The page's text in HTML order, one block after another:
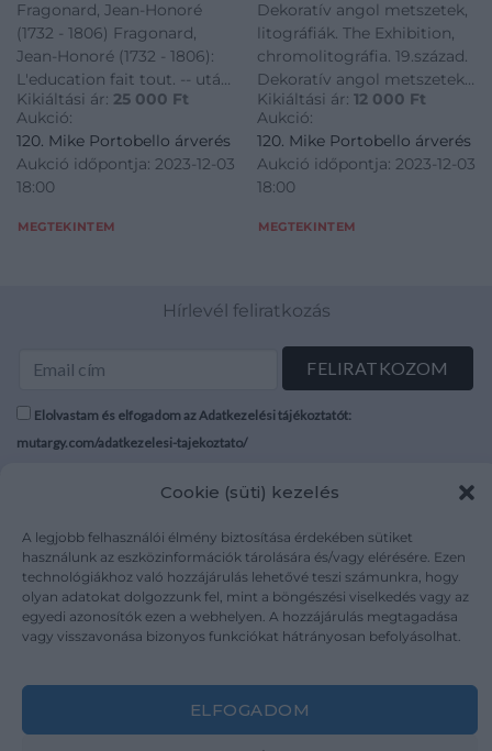
Cookie (süti) kezelés
A legjobb felhasználói élmény biztosítása érdekében sütiket
használunk az eszközinformációk tárolására és/vagy elérésére. Ezen
technológiákhoz való hozzájárulás lehetővé teszi számunkra, hogy
olyan adatokat dolgozzunk fel, mint a böngészési viselkedés vagy az
egyedi azonosítók ezen a webhelyen. A hozzájárulás megtagadása
vagy visszavonása bizonyos funkciókat hátrányosan befolyásolhat.
ELFOGADOM
De Launay (1739-1792).
Rézmetszet. 1777.
Fragonard, Jean-Honoré
(1732 - 1806) Fragonard,
Jean-Honoré (1732 - 1806):
L'education fait tout. -- után
metszette Nicolas De
Launay (1739-1792).
Rézmetszet. 1777.
Kikiáltási ár: 25 000 Ft
Aukció:
120. Mike Portobello árverés
Aukció időpontja: 2023-12-03
18:00
MEGTEKINTEM
litográfiák. The
Exhibition,
chromolitográfia.
19.század.
Dekoratív angol metszetek,
litográfiák. The Exhibition,
chromolitográfia. 19.század.
Dekoratív angol metszetek,
litográfiák. The Exhibition,
chromolitográfia. 19.század.
Kikiáltási ár: 12 000 Ft
Aukció:
120. Mike Portobello árverés
Aukció időpontja: 2023-12-03
18:00
MEGTEKINTEM
Hírlevél feliratkozás
Elolvastam és elfogadom az Adatkezelési tájékoztatót:
mutargy.com/adatkezelesi-tajekoztato/
Karrier
Kapcsolat
Áraink
Adatvédelem
Impresszum